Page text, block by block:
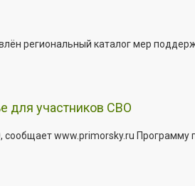
региональный каталог мер
для участников СВО
www.primorsky.ru Программу